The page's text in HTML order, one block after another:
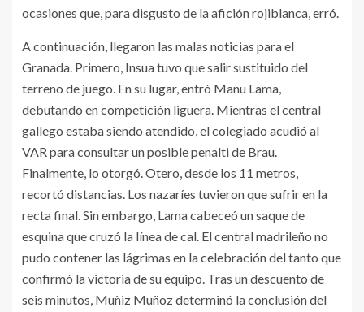
ocasiones que, para disgusto de la afición rojiblanca, erró.
A continuación, llegaron las malas noticias para el
Granada. Primero, Insua tuvo que salir sustituido del
terreno de juego. En su lugar, entró Manu Lama,
debutando en competición liguera. Mientras el central
gallego estaba siendo atendido, el colegiado acudió al
VAR para consultar un posible penalti de Brau.
Finalmente, lo otorgó. Otero, desde los 11 metros,
recortó distancias. Los nazaríes tuvieron que sufrir en la
recta final. Sin embargo, Lama cabeceó un saque de
esquina que cruzó la línea de cal. El central madrileño no
pudo contener las lágrimas en la celebración del tanto que
confirmó la victoria de su equipo. Tras un descuento de
seis minutos, Muñiz Muñoz determinó la conclusión del